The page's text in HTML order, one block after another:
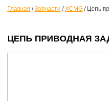
Главная /Запчасти /XCMG / Цепь
ЦЕПЬ ПРИВОДНАЯ